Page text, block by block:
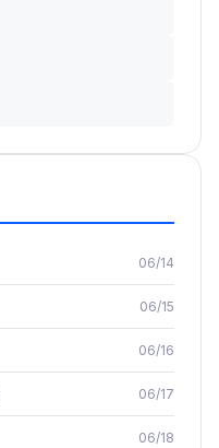
06/14
06/15
06/16
06/17
06/18